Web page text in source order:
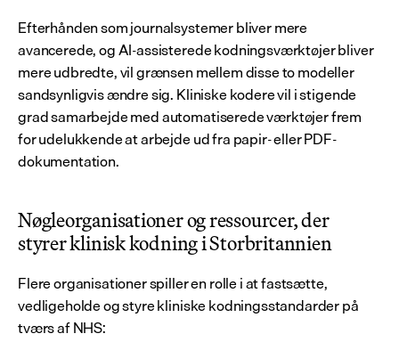
Efterhånden som journalsystemer bliver mere
avancerede, og AI-assisterede kodningsværktøjer bliver
mere udbredte, vil grænsen mellem disse to modeller
sandsynligvis ændre sig. Kliniske kodere vil i stigende
grad samarbejde med automatiserede værktøjer frem
for udelukkende at arbejde ud fra papir- eller PDF-
dokumentation.
Nøgleorganisationer og ressourcer, der
styrer klinisk kodning i Storbritannien
Flere organisationer spiller en rolle i at fastsætte,
vedligeholde og styre kliniske kodningsstandarder på
tværs af NHS: